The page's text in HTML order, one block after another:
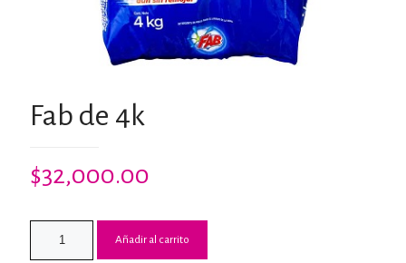
Fab de 4k
$32,000.00
Añadir al carrito